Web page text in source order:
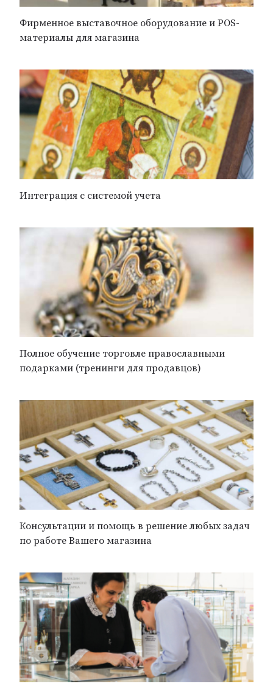
Фирменное выставочное оборудование и POS-
материалы для магазина
Интеграция с системой учета
Полное обучение торговле православными
подарками (тренинги для продавцов)
Консультации и помощь в решение любых задач
по работе Вашего магазина